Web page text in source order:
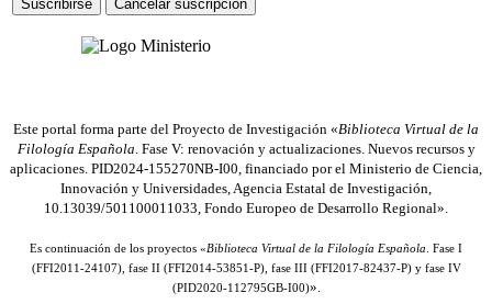
Este portal forma parte del Proyecto de Investigación «Biblioteca Virtual de la
Filología Española . Fase V: renovación y actualizaciones. Nuevos recursos y
aplicaciones. PID2024-155270NB-I00, financiado por el Ministerio de Ciencia,
Innovación y Universidades, Agencia Estatal de Investigación,
10.13039/501100011033, Fondo Europeo de Desarrollo Regional».
Es continuación de los proyectos «Biblioteca Virtual de la Filología Española . Fase I
(FFI2011-24107), fase II (FFI2014-53851-P), fase III (FFI2017-82437-P) y fase IV
(PID2020-112795GB-I00)».